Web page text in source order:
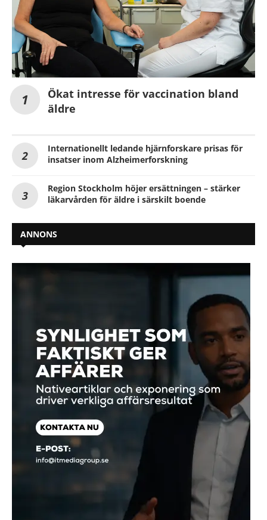
Ökat intresse för vaccination bland
äldre
Internationellt ledande hjärnforskare prisas för
insatser inom Alzheimerforskning
Region Stockholm höjer ersättningen – stärker
läkarvården för äldre i särskilt boende
ANNONS